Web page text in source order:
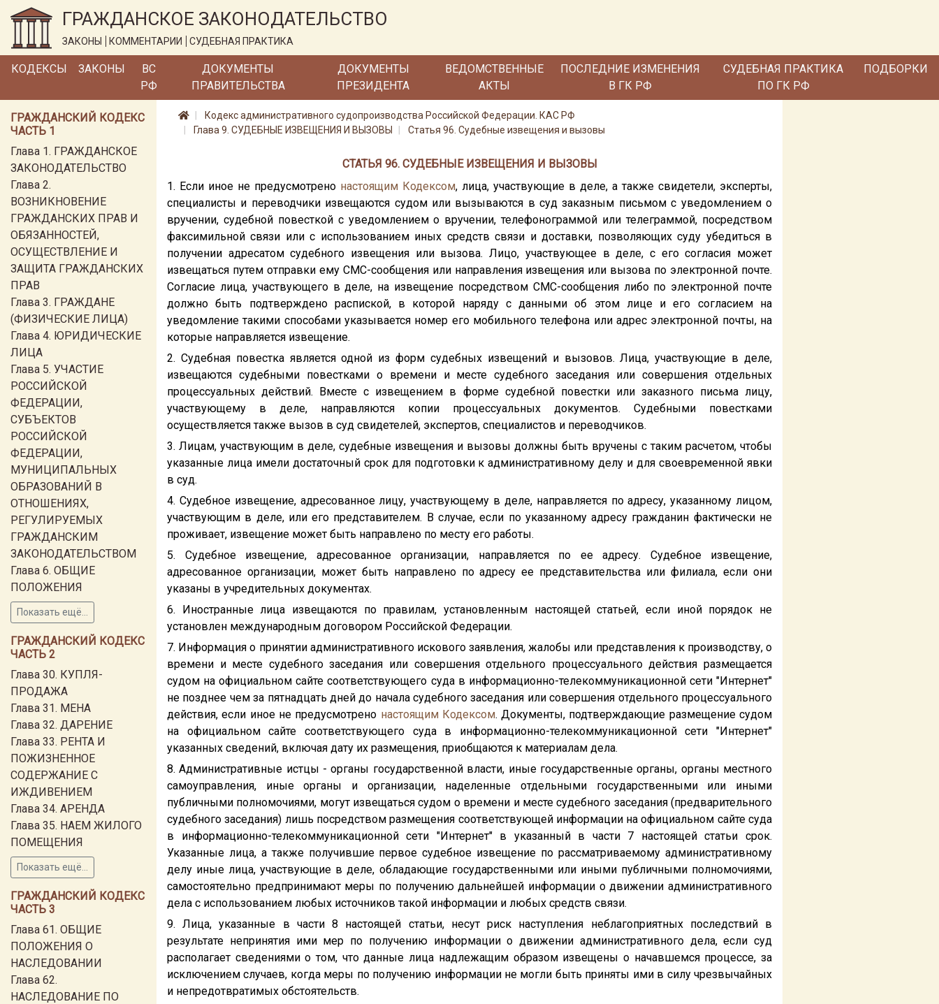
ГРАЖДАНСКОЕ ЗАКОНОДАТЕЛЬСТВО
ЗАКОНЫ КОММЕНТАРИИ СУДЕБНАЯ ПРАКТИКА
КОДЕКСЫ ЗАКОНЫ
ВС
РФ
ДОКУМЕНТЫ
ПРАВИТЕЛЬСТВА
ДОКУМЕНТЫ
ПРЕЗИДЕНТА
ВЕДОМСТВЕННЫЕ
АКТЫ
ПОСЛЕДНИЕ ИЗМЕНЕНИЯ
В ГК РФ
СУДЕБНАЯ ПРАКТИКА
ПО ГК РФ
ПОДБОРКИ
ГРАЖДАНСКИЙ КОДЕКС
ЧАСТЬ 1
Глава 1. ГРАЖДАНСКОЕ
ЗАКОНОДАТЕЛЬСТВО
Глава 2.
ВОЗНИКНОВЕНИЕ
ГРАЖДАНСКИХ ПРАВ И
ОБЯЗАННОСТЕЙ,
ОСУЩЕСТВЛЕНИЕ И
ЗАЩИТА ГРАЖДАНСКИХ
ПРАВ
Глава 3. ГРАЖДАНЕ
(ФИЗИЧЕСКИЕ ЛИЦА)
Глава 4. ЮРИДИЧЕСКИЕ
ЛИЦА
Глава 5. УЧАСТИЕ
РОССИЙСКОЙ
ФЕДЕРАЦИИ,
СУБЪЕКТОВ
РОССИЙСКОЙ
ФЕДЕРАЦИИ,
МУНИЦИПАЛЬНЫХ
ОБРАЗОВАНИЙ В
ОТНОШЕНИЯХ,
РЕГУЛИРУЕМЫХ
ГРАЖДАНСКИМ
ЗАКОНОДАТЕЛЬСТВОМ
Глава 6. ОБЩИЕ
ПОЛОЖЕНИЯ
Показать ещё...
ГРАЖДАНСКИЙ КОДЕКС
ЧАСТЬ 2
Глава 30. КУПЛЯ-
ПРОДАЖА
Глава 31. МЕНА
Глава 32. ДАРЕНИЕ
Глава 33. РЕНТА И
ПОЖИЗНЕННОЕ
СОДЕРЖАНИЕ С
ИЖДИВЕНИЕМ
Глава 34. АРЕНДА
Глава 35. НАЕМ ЖИЛОГО
ПОМЕЩЕНИЯ
Показать ещё...
ГРАЖДАНСКИЙ КОДЕКС
ЧАСТЬ 3
Глава 61. ОБЩИЕ
ПОЛОЖЕНИЯ О
НАСЛЕДОВАНИИ
Глава 62.
НАСЛЕДОВАНИЕ ПО
Кодекс административного судопроизводства Российской Федерации. КАС РФ
Глава 9. СУДЕБНЫЕ ИЗВЕЩЕНИЯ И ВЫЗОВЫ
Статья 96. Судебные извещения и вызовы
СТАТЬЯ 96. СУДЕБНЫЕ ИЗВЕЩЕНИЯ И ВЫЗОВЫ
1. Если иное не предусмотрено настоящим Кодексом, лица, участвующие в деле, а также свидетели, эксперты,
специалисты и переводчики извещаются судом или вызываются в суд заказным письмом с уведомлением о
вручении, судебной повесткой с уведомлением о вручении, телефонограммой или телеграммой, посредством
факсимильной связи или с использованием иных средств связи и доставки, позволяющих суду убедиться в
получении адресатом судебного извещения или вызова. Лицо, участвующее в деле, с его согласия может
извещаться путем отправки ему СМС-сообщения или направления извещения или вызова по электронной почте.
Согласие лица, участвующего в деле, на извещение посредством СМС-сообщения либо по электронной почте
должно быть подтверждено распиской, в которой наряду с данными об этом лице и его согласием на
уведомление такими способами указывается номер его мобильного телефона или адрес электронной почты, на
которые направляется извещение.
2. Судебная повестка является одной из форм судебных извещений и вызовов. Лица, участвующие в деле,
извещаются судебными повестками о времени и месте судебного заседания или совершения отдельных
процессуальных действий. Вместе с извещением в форме судебной повестки или заказного письма лицу,
участвующему в деле, направляются копии процессуальных документов. Судебными повестками
осуществляется также вызов в суд свидетелей, экспертов, специалистов и переводчиков.
3. Лицам, участвующим в деле, судебные извещения и вызовы должны быть вручены с таким расчетом, чтобы
указанные лица имели достаточный срок для подготовки к административному делу и для своевременной явки
в суд.
4. Судебное извещение, адресованное лицу, участвующему в деле, направляется по адресу, указанному лицом,
участвующим в деле, или его представителем. В случае, если по указанному адресу гражданин фактически не
проживает, извещение может быть направлено по месту его работы.
5. Судебное извещение, адресованное организации, направляется по ее адресу. Судебное извещение,
адресованное организации, может быть направлено по адресу ее представительства или филиала, если они
указаны в учредительных документах.
6. Иностранные лица извещаются по правилам, установленным настоящей статьей, если иной порядок не
установлен международным договором Российской Федерации.
7. Информация о принятии административного искового заявления, жалобы или представления к производству, о
времени и месте судебного заседания или совершения отдельного процессуального действия размещается
судом на официальном сайте соответствующего суда в информационно-телекоммуникационной сети "Интернет"
не позднее чем за пятнадцать дней до начала судебного заседания или совершения отдельного процессуального
действия, если иное не предусмотрено настоящим Кодексом. Документы, подтверждающие размещение судом
на официальном сайте соответствующего суда в информационно-телекоммуникационной сети "Интернет"
указанных сведений, включая дату их размещения, приобщаются к материалам дела.
8. Административные истцы - органы государственной власти, иные государственные органы, органы местного
самоуправления, иные органы и организации, наделенные отдельными государственными или иными
публичными полномочиями, могут извещаться судом о времени и месте судебного заседания (предварительного
судебного заседания) лишь посредством размещения соответствующей информации на официальном сайте суда
в информационно-телекоммуникационной сети "Интернет" в указанный в части 7 настоящей статьи срок.
Указанные лица, а также получившие первое судебное извещение по рассматриваемому административному
делу иные лица, участвующие в деле, обладающие государственными или иными публичными полномочиями,
самостоятельно предпринимают меры по получению дальнейшей информации о движении административного
дела с использованием любых источников такой информации и любых средств связи.
9. Лица, указанные в части 8 настоящей статьи, несут риск наступления неблагоприятных последствий в
результате непринятия ими мер по получению информации о движении административного дела, если суд
располагает сведениями о том, что данные лица надлежащим образом извещены о начавшемся процессе, за
исключением случаев, когда меры по получению информации не могли быть приняты ими в силу чрезвычайных
и непредотвратимых обстоятельств.